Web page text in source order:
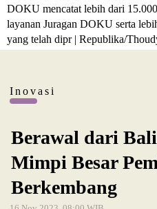
DOKU mencatat lebih dari
layanan Juragan DOKU serta
yang telah dipr | Republika/
Inovasi
Berawal dari
Mimpi Besar
Berkembang